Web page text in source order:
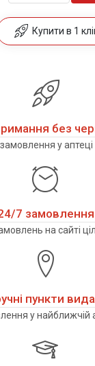
Купити в 1
без
у аптеці
7 замовлення
на сайті
пункти
у найближчій